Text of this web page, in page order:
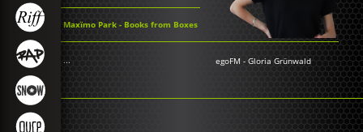
Maxïmo Park - Books from Boxes
... egoFM -Gloria Grünwald